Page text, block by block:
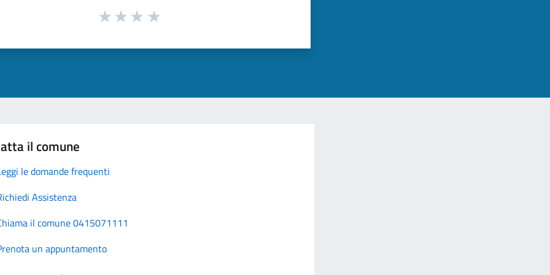
il comune
le domande frequenti
Assistenza
il comune 0415071111
un appuntamento